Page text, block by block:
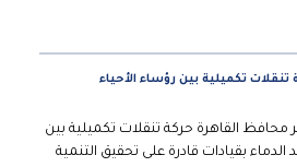
تكميلية بين رؤساء الأحياء
محافظ القاهرة حركة تنقلات تكميلية بين
بقيادات قادرة على تحقيق التنمية